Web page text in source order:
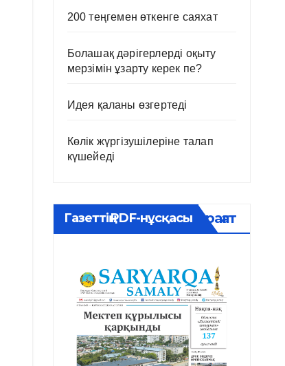
200 теңгемен өткенге саяхат
Болашақ дәрігерлерді оқыту
мерзімін ұзарту керек пе?
Идея қаланы өзгертеді
Көлік жүргізушілеріне талап
күшейеді
Газеттің PDF-нұсқасыМұрағат